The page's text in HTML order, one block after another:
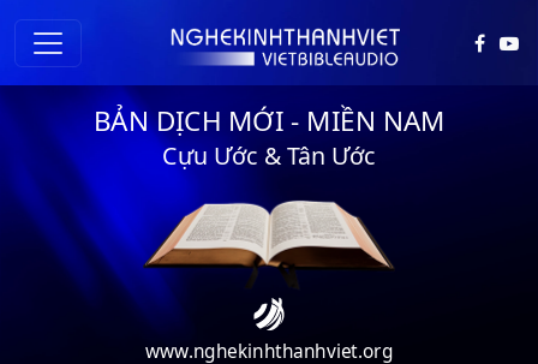
BẢN DỊCH MỚI - MIỀN NAM
Cựu Ước & Tân Ước
www.nghekinhthanhviet.org